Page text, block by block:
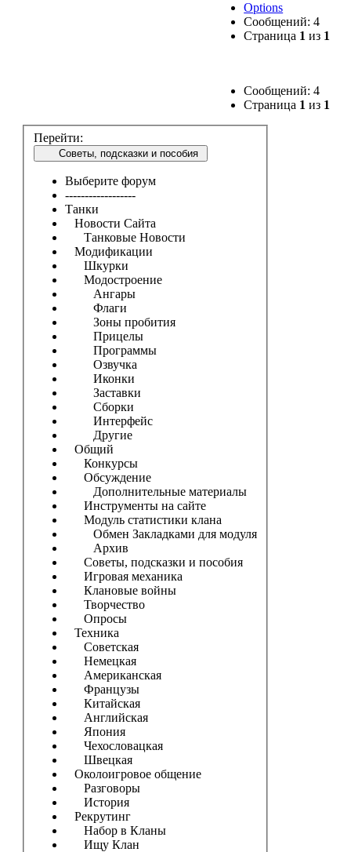
Options
Сообщений: 4
Страница 1 из 1
Сообщений: 4
Страница 1 из 1
Перейти:
Советы, подсказки и пособия
Выберите форум
------------------
Танки
Новости Сайта
Танковые Новости
Модификации
Шкурки
Модостроение
Ангары
Флаги
Зоны пробития
Прицелы
Программы
Озвучка
Иконки
Заставки
Сборки
Интерфейс
Другие
Общий
Конкурсы
Обсуждение
Дополнительные материалы
Инструменты на сайте
Модуль статистики клана
Обмен Закладками для модуля
Архив
Советы, подсказки и пособия
Игровая механика
Клановые войны
Творчество
Опросы
Техника
Советская
Немецкая
Американская
Французы
Китайская
Английская
Япония
Чехословацкая
Швецкая
Околоигровое общение
Разговоры
История
Рекрутинг
Набор в Кланы
Ищу Клан